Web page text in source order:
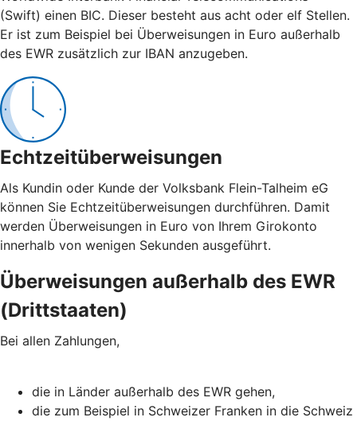
(Swift) einen BIC. Dieser besteht aus acht oder elf Stellen.
Er ist zum Beispiel bei Überweisungen in Euro außerhalb
des EWR zusätzlich zur IBAN anzugeben.
Echtzeitüberweisungen
Als Kundin oder Kunde der Volksbank Flein-Talheim eG
können Sie Echtzeitüberweisungen durchführen. Damit
werden Überweisungen in Euro von Ihrem Girokonto
innerhalb von wenigen Sekunden ausgeführt.
Überweisungen außerhalb des EWR
(Drittstaaten)
Bei allen Zahlungen,
die in Länder außerhalb des EWR gehen,
die zum Beispiel in Schweizer Franken in die Schweiz